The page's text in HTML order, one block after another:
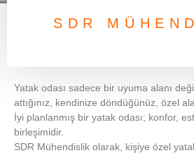
SDR
Yatak odası sadece bir uyuma alanı
attığınız, kendinize döndüğünüz, özel
İyi planlanmış bir yatak odası; konfor,
birleşimidir.
SDR Mühendislik olarak, kişiye özel